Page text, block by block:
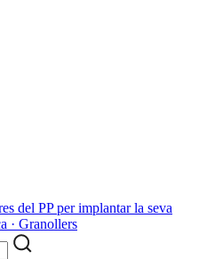
del PP per implantar la seva
· Granollers